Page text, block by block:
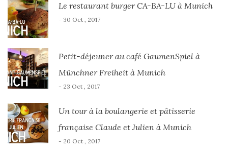
Le restaurant burger CA-BA-LU à Munich
- 30 Oct , 2017
Petit-déjeuner au café GaumenSpiel à
Münchner Freiheit à Munich
- 23 Oct , 2017
Un tour à la boulangerie et pâtisserie
française Claude et Julien à Munich
- 20 Oct , 2017